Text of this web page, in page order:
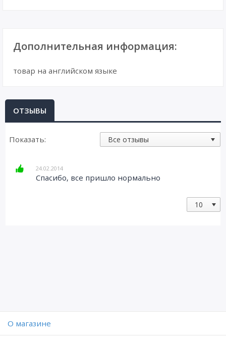
Дополнительная информация:
товар на английском языке
ОТЗЫВЫ
Показать:
24.02.2014
Спасибо, все пришло нормально
O магазине